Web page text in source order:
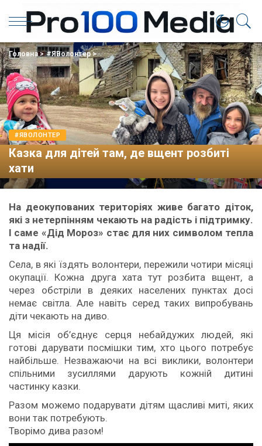
Головна>#ЯВолонтер>
#ЯВОЛОНТЕР
Казка для дітей там, де вщент розбиті
хати
На деокупованих територіях живе багато діток,
які з нетерпінням чекають на радість і підтримку.
І саме «Дід Мороз» стає для них символом тепла
та надії.
Села, в які їздять волонтери, пережили чотири місяці
окупації. Кожна друга хата тут розбита вщент, а
через обстріли в деяких населених пунктах досі
немає світла. Але навіть серед таких випробувань
діти чекають на диво.
Ця місія об’єднує серця небайдужих людей, які
готові дарувати посмішки тим, хто цього потребує
найбільше. Незважаючи на всі виклики, волонтери
спільними зусиллями дарують кожній дитині
частинку казки.
Разом можемо подарувати дітям щасливі миті, яких
вони так потребують.
Творімо дива разом!